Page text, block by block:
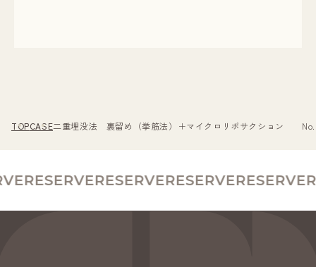
TOPCASE二重埋没法 裏留め（挙筋法）＋マイクロリポサクション
RESERVERESERVERESERVERESERVE